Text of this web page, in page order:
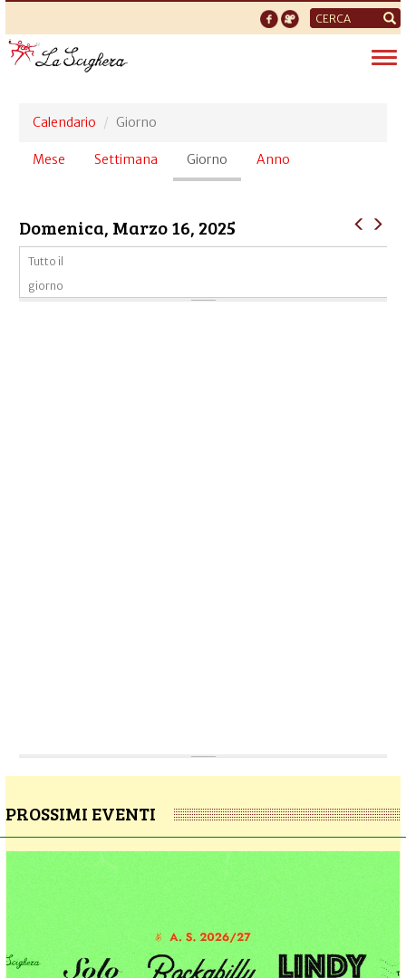
Form
di
ricerca
Calendario Giorno
Schede
Mese Settimana Giorno (scheda
attiva)
Anno
Domenica, Marzo 16, 2025
Tutto il
giorno
PROSSIMI EVENTI